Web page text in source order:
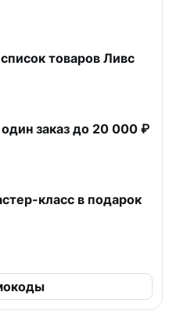
товаров Ливс
заказ до 20 000 ₽
класс в подарок